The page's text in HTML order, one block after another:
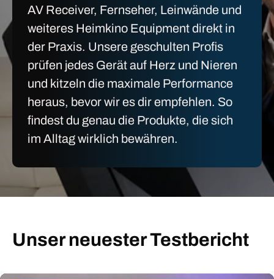
AV Receiver, Fernseher, Leinwände und
weiteres Heimkino Equipment direkt in
der Praxis. Unsere geschulten Profis
prüfen jedes Gerät auf Herz und Nieren
und kitzeln die maximale Performance
heraus, bevor wir es dir empfehlen. So
findest du genau die Produkte, die sich
im Alltag wirklich bewähren.
Unser neuester Testbericht